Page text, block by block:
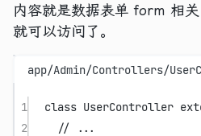
内容就是数据表单 form 相关
就可以访问了。
app/Admin/Controllers/
1 class UserController
2
// ...